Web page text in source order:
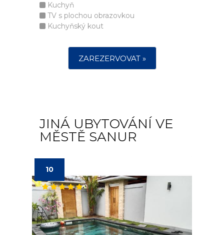
Kuchyň
TV s plochou obrazovkou
Kuchyňský kout
ZAREZERVOVAT »
JINÁ UBYTOVÁNÍ VE
MĚSTĚ SANUR
10